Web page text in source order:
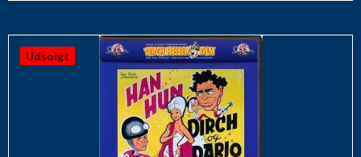
Udsolgt